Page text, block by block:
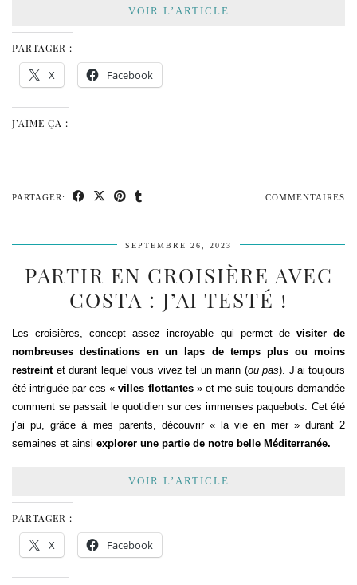
VOIR L’ARTICLE
PARTAGER :
X Facebook
J’AIME ÇA :
PARTAGER: COMMENTAIRES
SEPTEMBRE 26, 2023
PARTIR EN CROISIÈRE AVEC
COSTA : J’AI TESTÉ !
Les croisières, concept assez incroyable qui permet de visiter de
nombreuses destinations en un laps de temps plus ou moins
restreintet durant lequel vous vivez tel un marin (ou pas). J’ai toujours
été intriguée par ces «villes flottantes» et me suis toujours demandée
comment se passait le quotidien sur ces immenses paquebots. Cet été
j’ai pu, grâce à mes parents, découvrir « la vie en mer » durant 2
semaines et ainsi explorer une partie de notre belle Méditerranée.
VOIR L’ARTICLE
PARTAGER :
X Facebook